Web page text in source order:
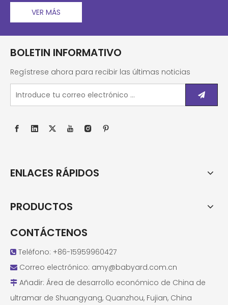
VER MÁS
BOLETIN INFORMATIVO
Regístrese ahora para recibir las últimas noticias
ENLACES RÁPIDOS
PRODUCTOS
CONTÁCTENOS
 Teléfono: +86-15959960427
 Correo electrónico: amy@babyard.com.cn
 Añadir: Área de desarrollo económico de China de
ultramar de Shuangyang, Quanzhou, Fujian, China